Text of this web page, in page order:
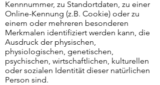
Kennnummer, zu Standortdaten, zu einer
Online-Kennung (z.B. Cookie) oder zu
einem oder mehreren besonderen
Merkmalen identifiziert werden kann, die
Ausdruck der physischen,
physiologischen, genetischen,
psychischen, wirtschaftlichen, kulturellen
oder sozialen Identität dieser natürlichen
Person sind.